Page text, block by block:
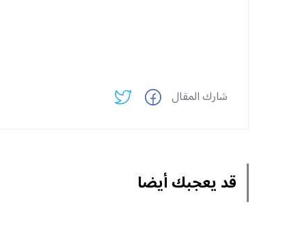
شارك المقال
قد يعجبك أيضا